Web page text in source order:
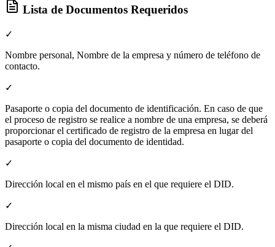
Lista de Documentos Requeridos
✓
Nombre personal, Nombre de la empresa y número de teléfono de
contacto.
✓
Pasaporte o copia del documento de identificación. En caso de que
el proceso de registro se realice a nombre de una empresa, se deberá
proporcionar el certificado de registro de la empresa en lugar del
pasaporte o copia del documento de identidad.
✓
Dirección local en el mismo país en el que requiere el DID.
✓
Dirección local en la misma ciudad en la que requiere el DID.